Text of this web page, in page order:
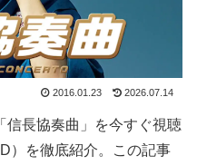
2016.01.23 2026.07.14
信長協奏曲」を今すぐ視聴
）を徹底紹介。この記事